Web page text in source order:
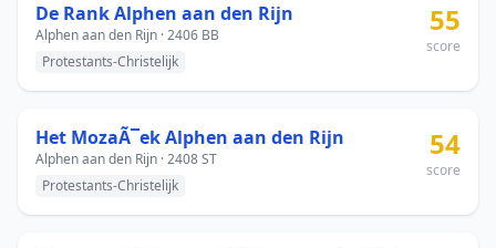
De Rank Alphen aan den Rijn
Alphen aan den Rijn · 2406 BB
Protestants-Christelijk
55
score
Het MozaÃ¯ek Alphen aan den Rijn
Alphen aan den Rijn · 2408 ST
Protestants-Christelijk
54
score